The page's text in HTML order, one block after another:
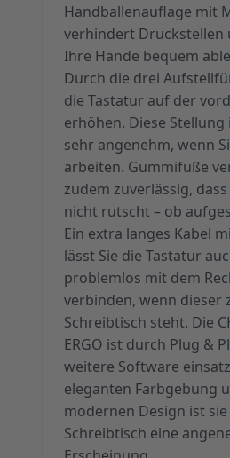
Handballenauflage mit
verhindert Druckstellen
Ihre Hände bequem
Durch die drei
die Tastatur auf der
erhöhen. Diese Stellung
sehr angenehm, wenn
arbeiten. Gummifüße
zudem zuverlässig,
nicht rutscht – ob
Ein extra langes Kabel
lässt Sie die Tastatur
problemlos mit dem
verbinden, wenn dieser
Schreibtisch steht. Die
ERGO ist durch Plug &
weitere Software
eleganten Farbgebung
modernen Design ist
Schreibtisch eine